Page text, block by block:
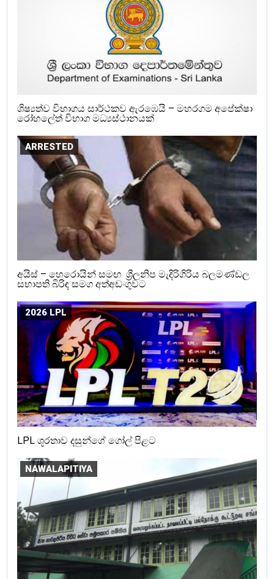
ශිෂ්‍යත්ව විභාගය සාර්ථකව ඇරඹෙයි – මහරගම අපේක්ෂා
රෝහලේත් විභාග මධ්‍යස්ථානයක්
ARRESTED
අයිස් – හෙරොයින් සමඟ ශ්‍රීලනිප මැදිරිගිරිය බලමණ්ඩල
සභාපති බිරිඳ සමග අත්අඩංගුවට
2026 LPL
LPL ශූරතාව දසුන්ගේ ගෝල් පිළට
NAWALAPITIYA